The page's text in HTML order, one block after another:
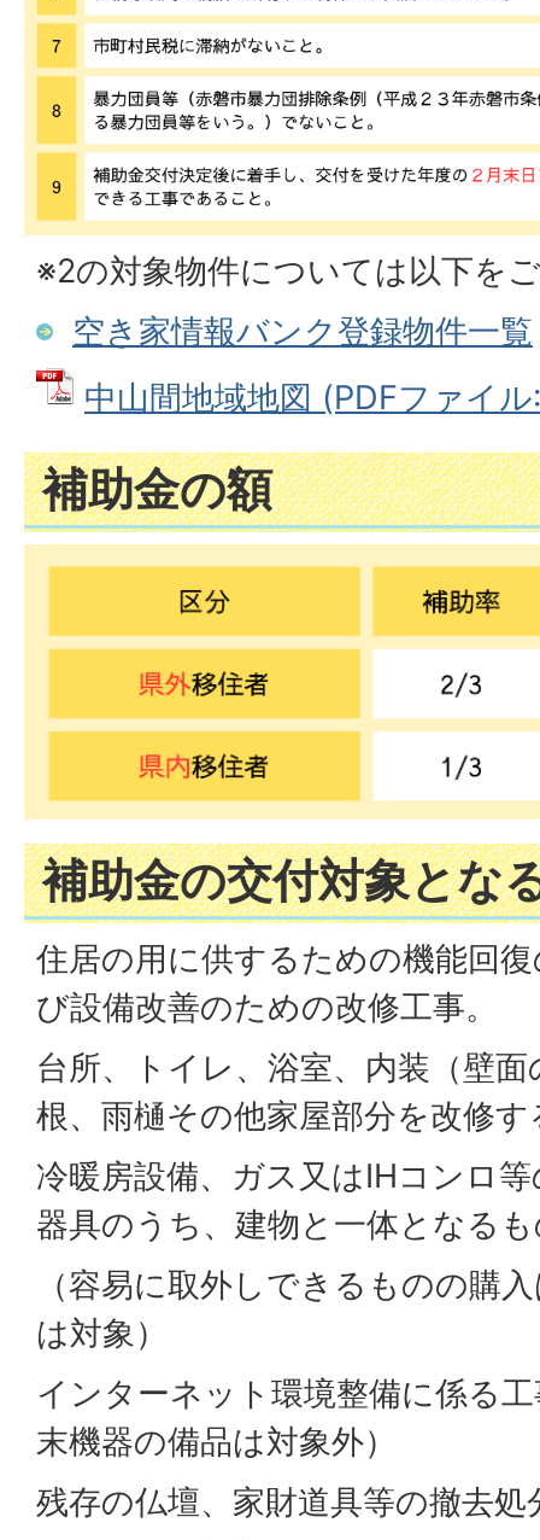
※2の対象物件については以下を
空き家情報バンク登録物件一覧
中山間地域地図 (PDFファイ
補助金の額
補助金の交付対象とな
住居の用に供するための機能回
び設備改善のための改修工事。
台所、トイレ、浴室、内装（壁
根、雨樋その他家屋部分を改修
冷暖房設備、ガス又はIHコンロ
器具のうち、建物と一体となる
（容易に取外しできるものの購
は対象）
インターネット環境整備に係る
末機器の備品は対象外）
残存の仏壇、家財道具等の撤去処